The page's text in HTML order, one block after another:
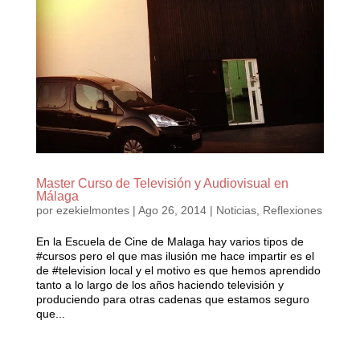
Master Curso de Televisión y Audiovisual en
Málaga
por ezekielmontes| Ago 26, 2014| Noticias, Reflexiones
En la Escuela de Cine de Malaga hay varios tipos de
#cursos pero el que mas ilusión me hace impartir es el
de #television local y el motivo es que hemos aprendido
tanto a lo largo de los años haciendo televisión y
produciendo para otras cadenas que estamos seguro
que...